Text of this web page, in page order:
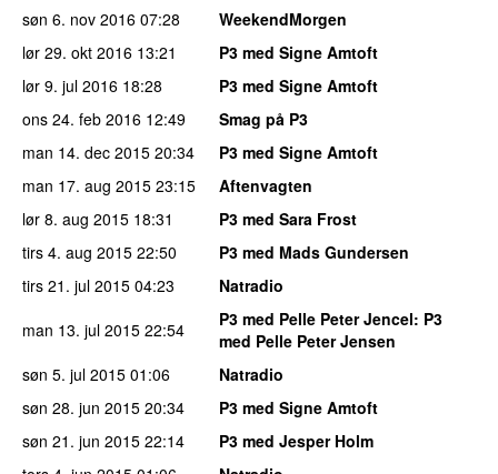
søn 6. nov 2016 07:28
WeekendMorgen
lør 29. okt 2016 13:21
P3 med Signe Amtoft
lør 9. jul 2016 18:28
P3 med Signe Amtoft
ons 24. feb 2016 12:49
Smag på P3
man 14. dec 2015 20:34
P3 med Signe Amtoft
man 17. aug 2015 23:15
Aftenvagten
lør 8. aug 2015 18:31
P3 med Sara Frost
tirs 4. aug 2015 22:50
P3 med Mads Gundersen
tirs 21. jul 2015 04:23
Natradio
man 13. jul 2015 22:54 P3 med Pelle Peter Jencel: P3
med Pelle Peter Jensen
søn 5. jul 2015 01:06
Natradio
søn 28. jun 2015 20:34
P3 med Signe Amtoft
søn 21. jun 2015 22:14
P3 med Jesper Holm